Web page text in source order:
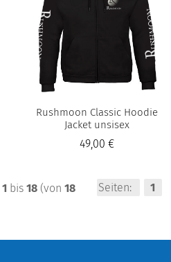
Rushmoon Classic Hoodie
Jacket unsisex
49,00 €
Seiten: 1
1 bis 18 (von 18